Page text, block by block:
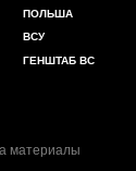
ПОЛЬША
ВСУ
ГЕНШТАБ ВС
материалы